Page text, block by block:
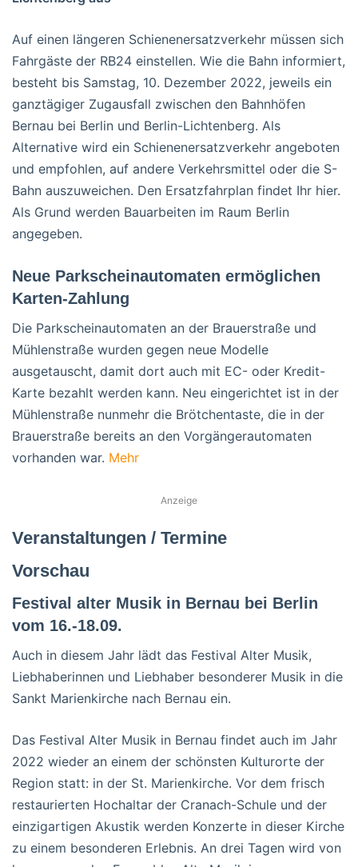
Auf einen längeren Schienenersatzverkehr müssen sich
Fahrgäste der RB24 einstellen. Wie die Bahn informiert,
besteht bis Samstag, 10. Dezember 2022, jeweils ein
ganztägiger Zugausfall zwischen den Bahnhöfen
Bernau bei Berlin und Berlin-Lichtenberg. Als
Alternative wird ein Schienenersatzverkehr angeboten
und empfohlen, auf andere Verkehrsmittel oder die S-
Bahn auszuweichen. Den Ersatzfahrplan findet Ihr hier.
Als Grund werden Bauarbeiten im Raum Berlin
angegeben.
Neue Parkscheinautomaten ermöglichen
Karten-Zahlung
Die Parkscheinautomaten an der Brauerstraße und
Mühlenstraße wurden gegen neue Modelle
ausgetauscht, damit dort auch mit EC- oder Kredit-
Karte bezahlt werden kann. Neu eingerichtet ist in der
Mühlenstraße nunmehr die Brötchentaste, die in der
Brauerstraße bereits an den Vorgängerautomaten
vorhanden war. Mehr
Anzeige
Veranstaltungen / Termine
Vorschau
Festival alter Musik in Bernau bei Berlin
vom 16.-18.09.
Auch in diesem Jahr lädt das Festival Alter Musik,
Liebhaberinnen und Liebhaber besonderer Musik in die
Sankt Marienkirche nach Bernau ein.
Das Festival Alter Musik in Bernau findet auch im Jahr
2022 wieder an einem der schönsten Kulturorte der
Region statt: in der St. Marienkirche. Vor dem frisch
restaurierten Hochaltar der Cranach-Schule und der
einzigartigen Akustik werden Konzerte in dieser Kirche
zu einem besonderen Erlebnis. An drei Tagen wird von